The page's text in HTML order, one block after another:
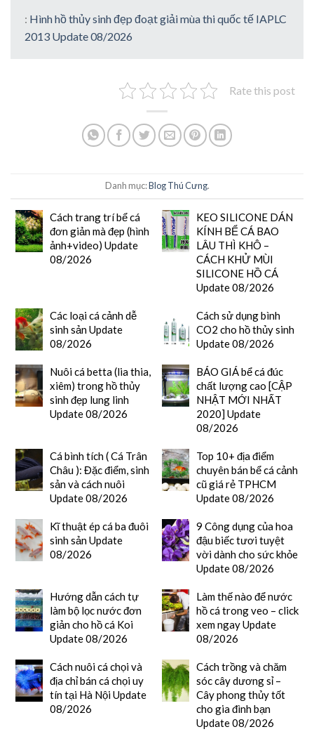
: Hình hồ thủy sinh đẹp đoạt giải mùa thi quốc tế IAPLC
2013 Update 08/2026
Rate this post
Danh mục:Blog Thú Cưng.
Cách trang trí bể cá
đơn giản mà đẹp (hình
ảnh+video) Update
08/2026
KEO SILICONE DÁN
KÍNH BỂ CÁ BAO
LÂU THÌ KHÔ –
CÁCH KHỬ MÙI
SILICONE HỒ CÁ
Update 08/2026
Các loại cá cảnh dễ
sinh sản Update
08/2026
Cách sử dụng bình
CO2 cho hồ thủy sinh
Update 08/2026
Nuôi cá betta (lia thia,
xiêm) trong hồ thủy
sinh đẹp lung linh
Update 08/2026
BÁO GIÁ bể cá đúc
chất lượng cao [CẬP
NHẬT MỚI NHẤT
2020] Update
08/2026
Cá bình tích ( Cá Trân
Châu ): Đặc điểm, sinh
sản và cách nuôi
Update 08/2026
Top 10+ địa điểm
chuyên bán bể cá cảnh
cũ giá rẻ TPHCM
Update 08/2026
Kĩ thuật ép cá ba đuôi
sinh sản Update
08/2026
9 Công dụng của hoa
đậu biếc tươi tuyệt
vời dành cho sức khỏe
Update 08/2026
Hướng dẫn cách tự
làm bộ lọc nước đơn
giản cho hồ cá Koi
Update 08/2026
Làm thế nào để nước
hồ cá trong veo – click
xem ngay Update
08/2026
Cách nuôi cá chọi và
địa chỉ bán cá chọi uy
tín tại Hà Nội Update
08/2026
Cách trồng và chăm
sóc cây dương sỉ –
Cây phong thủy tốt
cho gia đình bạn
Update 08/2026